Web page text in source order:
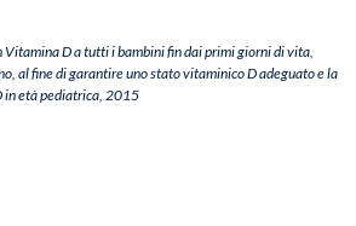
D a tutti i bambini fin dai primi giorni di vita,
al fine di garantire uno stato vitaminico D adeguato e la
in età pediatrica, 2015